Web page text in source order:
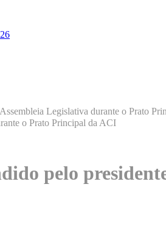
Legislativa durante o Prato
pelo